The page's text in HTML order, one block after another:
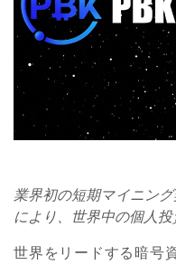
業界初の短期マイニン
により、世界中の個人
世界をリードする暗号